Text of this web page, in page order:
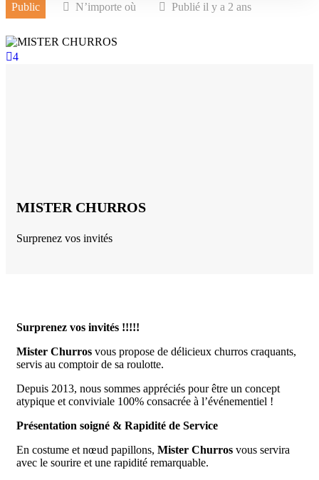
Public N’importe où Publié il y a 2 ans
4
MISTER CHURROS
Surprenez vos invités
Surprenez vos invités !!!!!
Mister Churros vous propose de délicieux churros craquants,
servis au comptoir de sa roulotte.
Depuis 2013, nous sommes appréciés pour être un concept
atypique et conviviale 100% consacrée à l’événementiel !
Présentation soigné & Rapidité de Service
En costume et nœud papillons, Mister Churros vous servira
avec le sourire et une rapidité remarquable.